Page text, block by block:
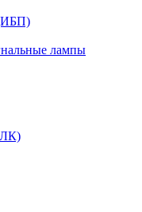
лампы